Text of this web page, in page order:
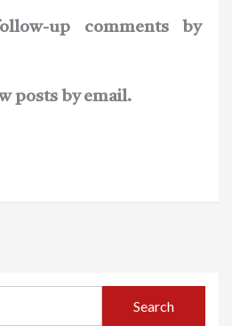
up comments by
posts by email.
Search